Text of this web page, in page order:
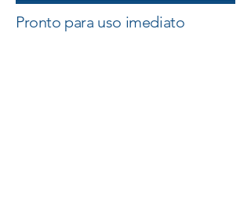
Pronto para uso imediato